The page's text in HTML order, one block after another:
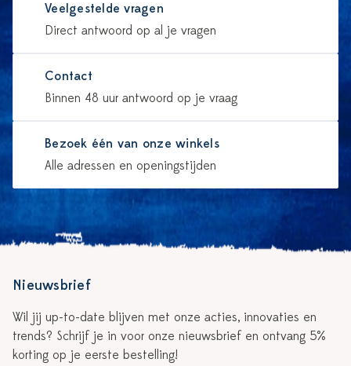
Veelgestelde vragen
Direct antwoord op al je vragen
Contact
Binnen 48 uur antwoord op je vraag
Bezoek één van onze winkels
Alle adressen en openingstijden
Nieuwsbrief
Wil jij up-to-date blijven met onze acties, innovaties en
trends? Schrijf je in voor onze nieuwsbrief en ontvang 5%
korting op je eerste bestelling!